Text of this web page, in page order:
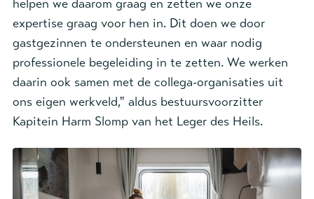
helpen we daarom graag en zetten we onze
expertise graag voor hen in. Dit doen we door
gastgezinnen te ondersteunen en waar nodig
professionele begeleiding in te zetten. We werken
daarin ook samen met de collega-organisaties uit
ons eigen werkveld," aldus bestuursvoorzitter
Kapitein Harm Slomp van het Leger des Heils.